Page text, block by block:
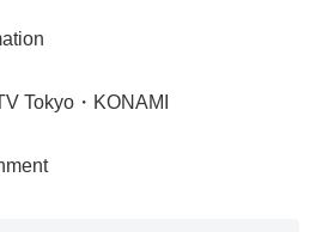
Tokyo・KONAMI